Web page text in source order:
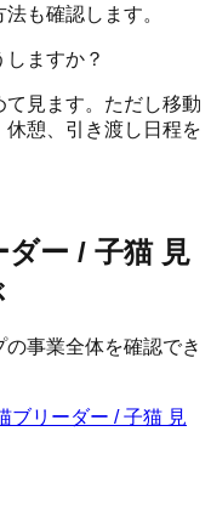
も確認します。
ますか？
見ます。ただし移動
憩、引き渡し日程を
ダー / 子猫 見
事業全体を確認でき
ブリーダー / 子猫 見